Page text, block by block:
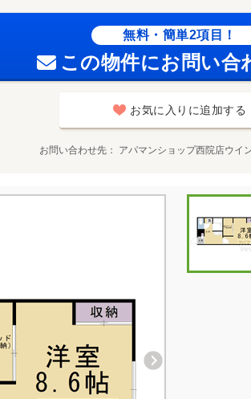
無料・簡単2項目！
この物件にお問い合
お気に入りに追加する
お問い合わせ先 アパマンショップ西院店ウイ